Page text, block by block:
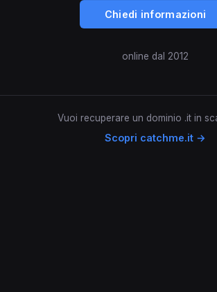
Chiedi informazioni
online dal 2012
Vuoi recuperare un dominio .it in
Scopri catchme.it →